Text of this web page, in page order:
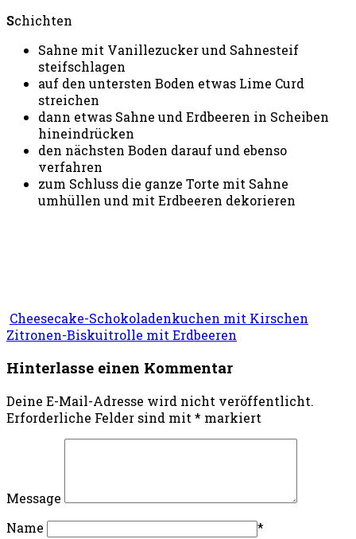
Schichten
Sahne mit Vanillezucker und Sahnesteif
steifschlagen
auf den untersten Boden etwas Lime Curd
streichen
dann etwas Sahne und Erdbeeren in Scheiben
hineindrücken
den nächsten Boden darauf und ebenso
verfahren
zum Schluss die ganze Torte mit Sahne
umhüllen und mit Erdbeeren dekorieren
Cheesecake-Schokoladenkuchen mit Kirschen
Zitronen-Biskuitrolle mit Erdbeeren
Hinterlasse einen Kommentar
Deine E-Mail-Adresse wird nicht veröffentlicht.
Erforderliche Felder sind mit * markiert
Message
Name
*